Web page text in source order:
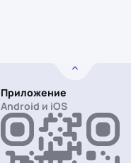
Приложение
Android и iOS